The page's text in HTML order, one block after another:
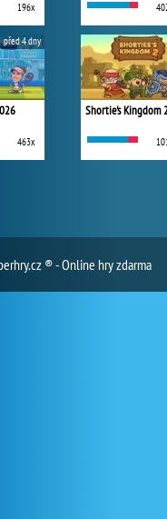
196x
463x
před 4 dny
Shortie's Kingdom
® - Online hry zdarma